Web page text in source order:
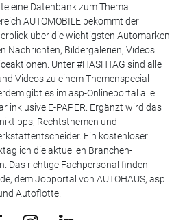
eine Datenbank zum Thema
AUTOMOBILE bekommt der
über die wichtigsten Automarken
Nachrichten, Bildergalerien, Videos
Unter #HASHTAG sind alle
Videos zu einem Themenspecial
gibt es im asp-Onlineportal alle
inklusive E-PAPER. Ergänzt wird das
Rechtsthemen und
Ein kostenloser
die aktuellen Branchen-
Das richtige Fachpersonal finden
dem Jobportal von AUTOHAUS, asp
Autoflotte.